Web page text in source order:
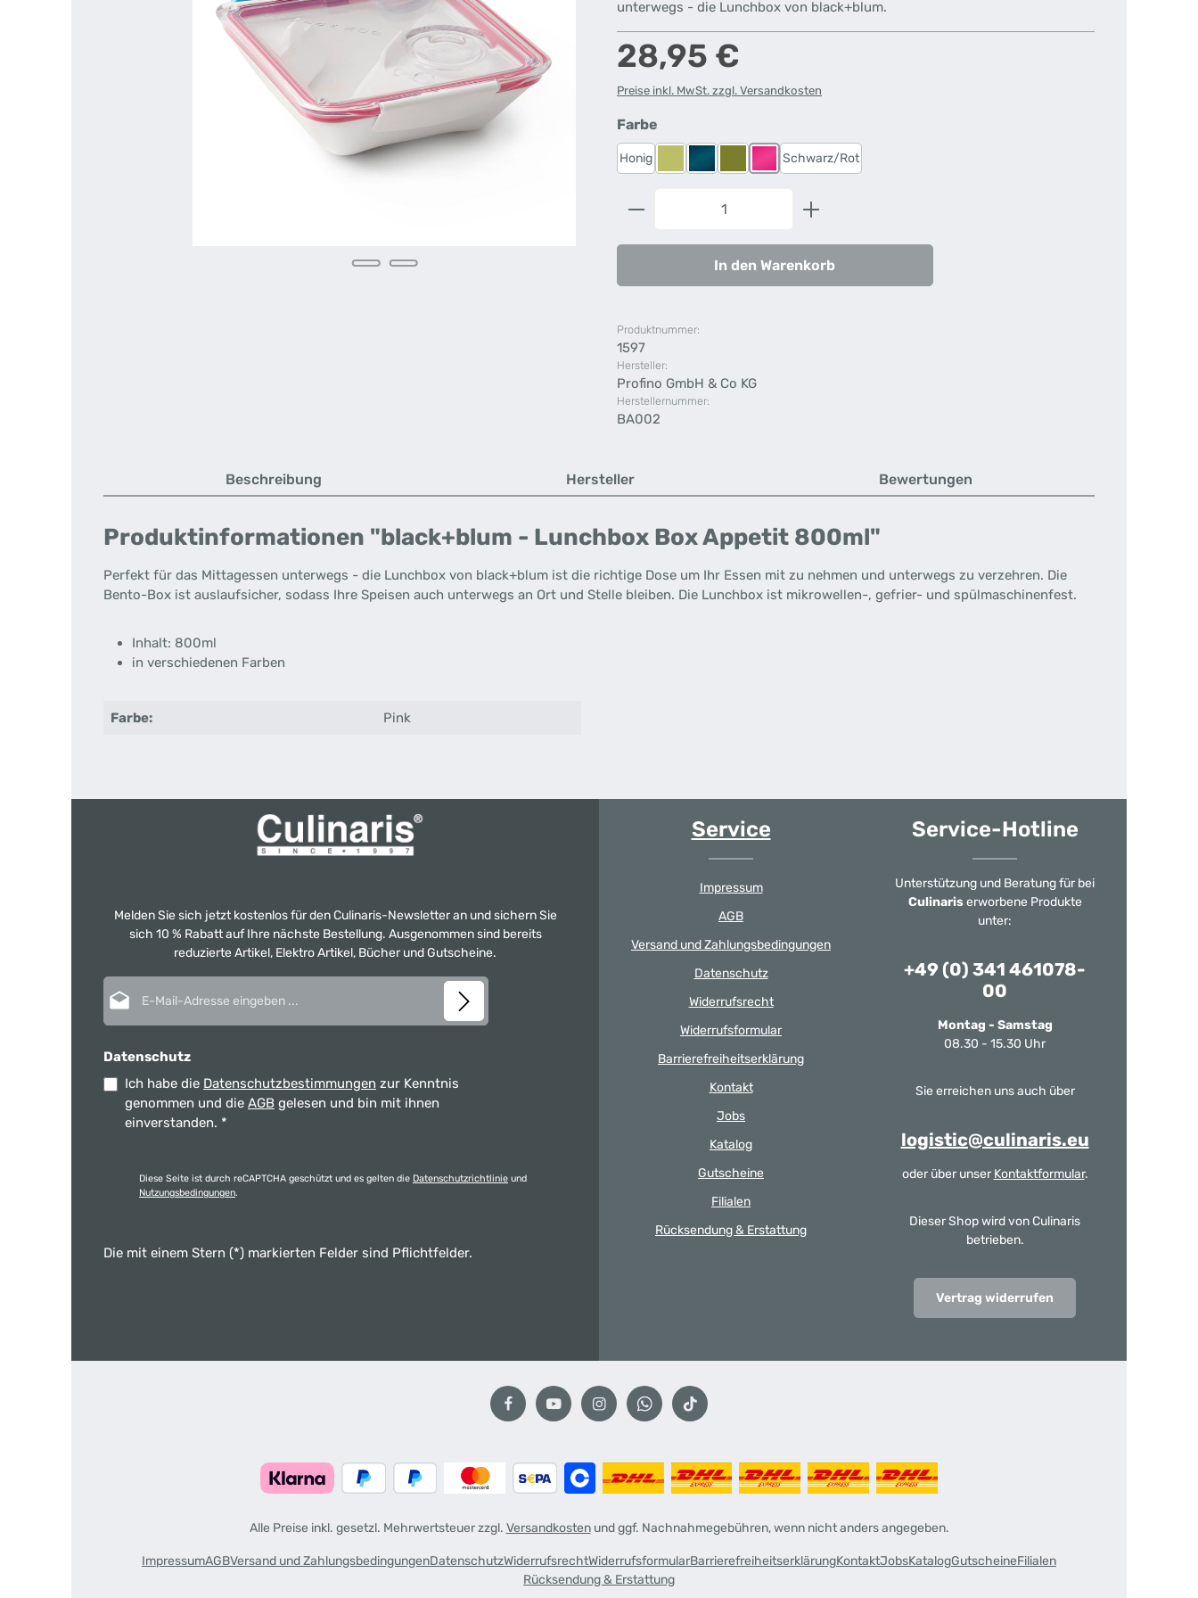
unterwegs - die Lunchbox von black+blum.
Regulärer Preis:
28,95 €
Preise inkl. MwSt. zzgl. Versandkosten
Farbe
Honig
LimetteOcean Blue
Olivegrün
Pink
Schwarz/Rot
Produkt Anzahl: Gib den gewünschten Wert ein oder
In den Warenkorb
Produktnummer:
1597
Hersteller:
Profino GmbH & Co KG
Herstellernummer:
BA002
Beschreibung Hersteller Bewertungen
Produktinformationen "black+blum - Lunchbox Box Appetit 800ml"
Perfekt für das Mittagessen unterwegs - die Lunchbox von black+blum ist die richtige Dose um Ihr Essen mit zu nehmen und unterwegs zu verzehren. Die
Bento-Box ist auslaufsicher, sodass Ihre Speisen auch unterwegs an Ort und Stelle bleiben. Die Lunchbox ist mikrowellen-, gefrier- und spülmaschinenfest.
Inhalt: 800ml
in verschiedenen Farben
Farbe: Pink
Melden Sie sich jetzt kostenlos für den Culinaris-Newsletter an und sichern Sie
sich 10 % Rabatt auf Ihre nächste Bestellung. Ausgenommen sind bereits
reduzierte Artikel, Elektro Artikel, Bücher und Gutscheine.
Datenschutz
Ich habe die Datenschutzbestimmungen zur Kenntnis
genommen und die AGB gelesen und bin mit ihnen
einverstanden. *
Diese Seite ist durch reCAPTCHA geschützt und es gelten die Datenschutzrichtlinie und
Nutzungsbedingungen.
Die mit einem Stern (*) markierten Felder sind Pflichtfelder.
Service
Impressum
AGB
Versand und Zahlungsbedingungen
Datenschutz
Widerrufsrecht
Widerrufsformular
Barrierefreiheitserklärung
Kontakt
Jobs
Katalog
Gutscheine
Filialen
Rücksendung & Erstattung
Service-Hotline
Unterstützung und Beratung für bei
Culinariserworbene Produkte
unter:
+49 (0) 341 461078-
00
Montag - Samstag
08.30 - 15.30 Uhr
Sie erreichen uns auch über
logistic@culinaris.eu
oder über unser Kontaktformular.
Dieser Shop wird von Culinaris
betrieben.
Vertrag widerrufen
Alle Preise inkl. gesetzl. Mehrwertsteuer zzgl. Versandkostenund ggf. Nachnahmegebühren, wenn nicht anders angegeben.
ImpressumAGBVersand und ZahlungsbedingungenDatenschutzWiderrufsrechtWiderrufsformularBarrierefreiheitserklärungKontaktJobsKatalogGutscheineFilialen
Rücksendung & Erstattung